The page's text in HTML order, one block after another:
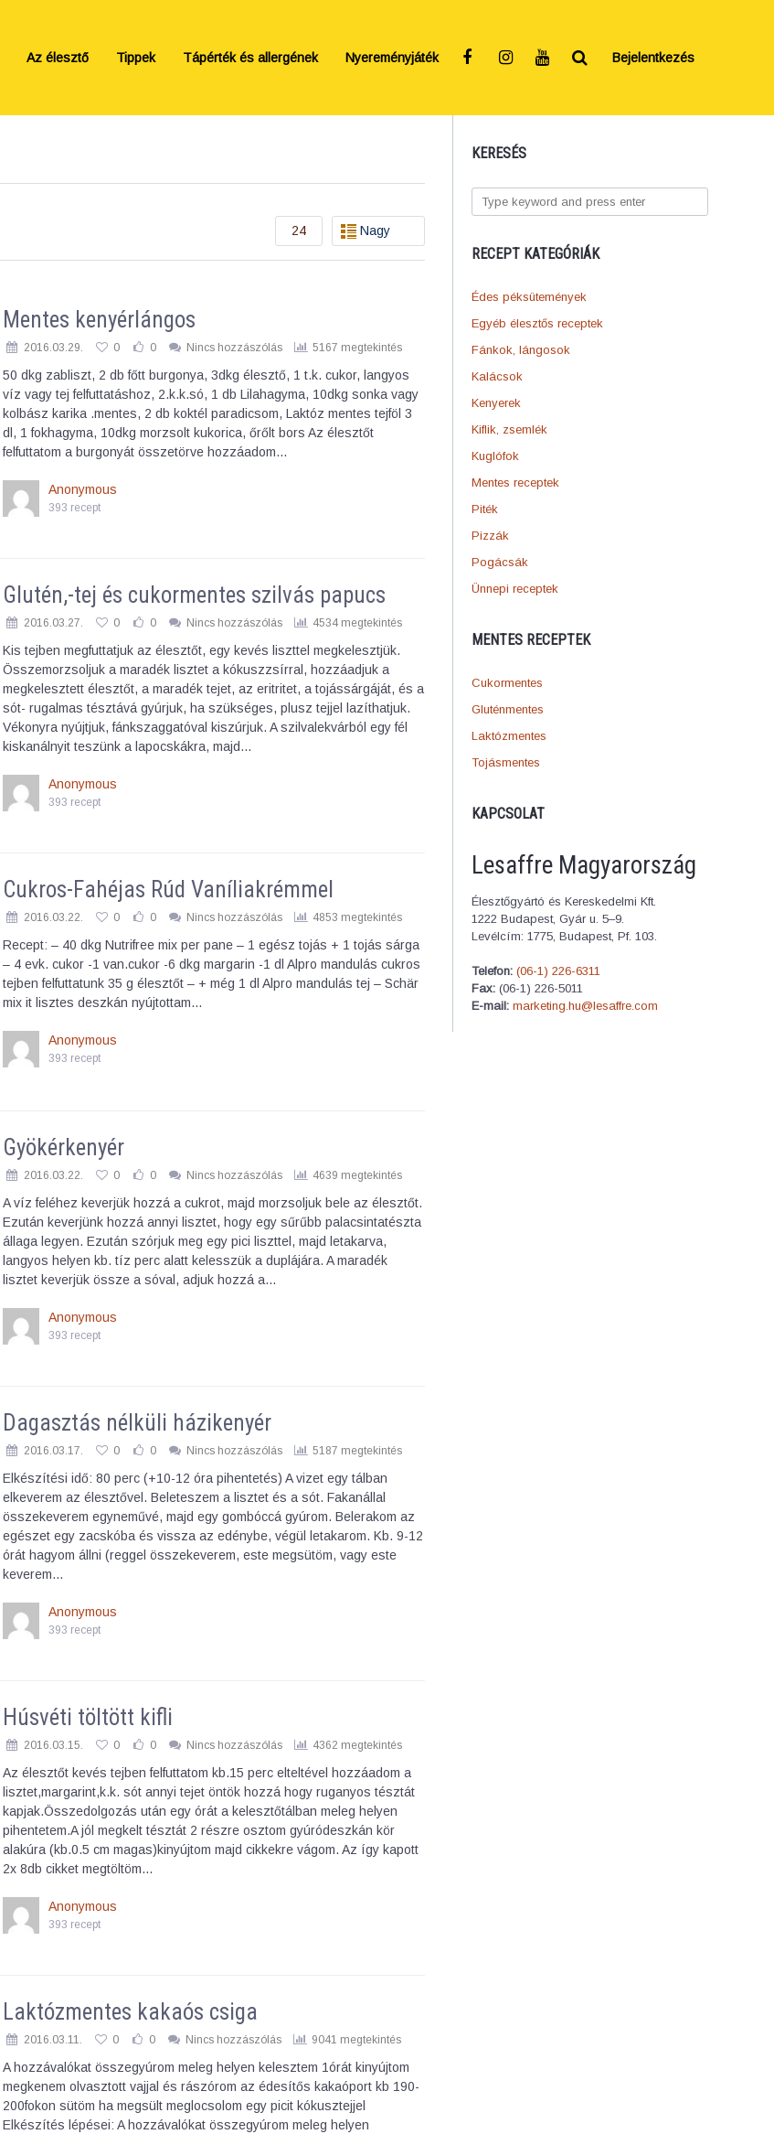
Az élesztő Tippek Tápérték és allergének Nyereményjáték Bejelentkezés
KERESÉS
RECEPT KATEGÓRIÁK
Édes péksütemények
Egyéb élesztős receptek
Fánkok, lángosok
Kalácsok
Kenyerek
Kiflik, zsemlék
Kuglófok
Mentes receptek
Piték
Pizzák
Pogácsák
Ünnepi receptek
MENTES RECEPTEK
Cukormentes
Gluténmentes
Laktózmentes
Tojásmentes
KAPCSOLAT
Lesaffre Magyarország
Élesztőgyártó és Kereskedelmi Kft.
1222 Budapest, Gyár u. 5–9.
Levélcím: 1775, Budapest, Pf. 103.
Telefon: (06-1) 226-6311
Fax: (06-1) 226-5011
E-mail: marketing.hu@lesaffre.com
Nagy
24
Mentes kenyérlángos
2016.03.29. 0 0 Nincs hozzászólás 5167 megtekintés
50 dkg zabliszt, 2 db főtt burgonya, 3dkg élesztő, 1 t.k. cukor, langyos
víz vagy tej felfuttatáshoz, 2.k.k.só, 1 db Lilahagyma, 10dkg sonka vagy
kolbász karika .mentes, 2 db koktél paradicsom, Laktóz mentes tejföl 3
dl, 1 fokhagyma, 10dkg morzsolt kukorica, őrőlt bors Az élesztőt
felfuttatom a burgonyát összetörve hozzáadom…
Anonymous
393 recept
Glutén,-tej és cukormentes szilvás papucs
2016.03.27. 0 0 Nincs hozzászólás 4534 megtekintés
Kis tejben megfuttatjuk az élesztőt, egy kevés liszttel megkelesztjük.
Összemorzsoljuk a maradék lisztet a kókuszzsírral, hozzáadjuk a
megkelesztett élesztőt, a maradék tejet, az eritritet, a tojássárgáját, és a
sót- rugalmas tésztává gyúrjuk, ha szükséges, plusz tejjel lazíthatjuk.
Vékonyra nyújtjuk, fánkszaggatóval kiszúrjuk. A szilvalekvárból egy fél
kiskanálnyit teszünk a lapocskákra, majd…
Anonymous
393 recept
Cukros-Fahéjas Rúd Vaníliakrémmel
2016.03.22. 0 0 Nincs hozzászólás 4853 megtekintés
Recept: – 40 dkg Nutrifree mix per pane – 1 egész tojás + 1 tojás sárga
– 4 evk. cukor -1 van.cukor -6 dkg margarin -1 dl Alpro mandulás cukros
tejben felfuttatunk 35 g élesztőt – + még 1 dl Alpro mandulás tej – Schär
mix it lisztes deszkán nyújtottam…
Anonymous
393 recept
Gyökérkenyér
2016.03.22. 0 0 Nincs hozzászólás 4639 megtekintés
A víz feléhez keverjük hozzá a cukrot, majd morzsoljuk bele az élesztőt.
Ezután keverjünk hozzá annyi lisztet, hogy egy sűrűbb palacsintatészta
állaga legyen. Ezután szórjuk meg egy pici liszttel, majd letakarva,
langyos helyen kb. tíz perc alatt kelesszük a duplájára. A maradék
lisztet keverjük össze a sóval, adjuk hozzá a…
Anonymous
393 recept
Dagasztás nélküli házikenyér
2016.03.17. 0 0 Nincs hozzászólás 5187 megtekintés
Elkészítési idő: 80 perc (+10-12 óra pihentetés) A vizet egy tálban
elkeverem az élesztővel. Beleteszem a lisztet és a sót. Fakanállal
összekeverem egyneművé, majd egy gombóccá gyúrom. Belerakom az
egészet egy zacskóba és vissza az edénybe, végül letakarom. Kb. 9-12
órát hagyom állni (reggel összekeverem, este megsütöm, vagy este
keverem…
Anonymous
393 recept
Húsvéti töltött kifli
2016.03.15. 0 0 Nincs hozzászólás 4362 megtekintés
Az élesztőt kevés tejben felfuttatom kb.15 perc elteltével hozzáadom a
lisztet,margarint,k.k. sót annyi tejet öntök hozzá hogy ruganyos tésztát
kapjak.Összedolgozás után egy órát a kelesztőtálban meleg helyen
pihentetem.A jól megkelt tésztát 2 részre osztom gyúródeszkán kör
alakúra (kb.0.5 cm magas)kinyújtom majd cikkekre vágom. Az így kapott
2x 8db cikket megtöltöm…
Anonymous
393 recept
Laktózmentes kakaós csiga
2016.03.11. 0 0 Nincs hozzászólás 9041 megtekintés
A hozzávalókat összegyúrom meleg helyen kelesztem 1órát kinyújtom
megkenem olvasztott vajjal és rászórom az édesítős kakaóport kb 190-
200fokon sütöm ha megsült meglocsolom egy picit kókusztejjel
Elkészítés lépései: A hozzávalókat összegyúrom meleg helyen